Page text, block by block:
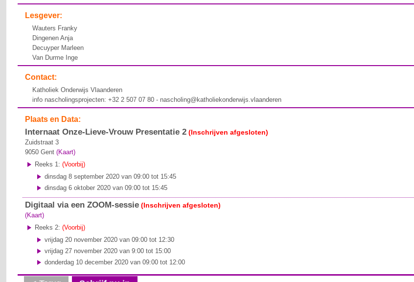
Lesgever:
Wauters Franky
Dingenen Anja
Decuyper Marleen
Van Durme Inge
Contact:
Katholiek Onderwijs Vlaanderen
info nascholingsprojecten: +32 2 507 07 80 - nascholing@katholiekonderwijs.vlaanderen
Plaats en Data:
Internaat Onze-Lieve-Vrouw Presentatie 2 (Inschrijven afgesloten)
Zuidstraat 3
9050 Gent (Kaart)
Reeks 1:(Voorbij)
dinsdag 8 september 2020 van 09:00 tot 15:45
dinsdag 6 oktober 2020 van 09:00 tot 15:45
Digitaal via een ZOOM-sessie (Inschrijven afgesloten)
(Kaart)
Reeks 2:(Voorbij)
vrijdag 20 november 2020 van 09:00 tot 12:30
vrijdag 27 november 2020 van 9:00 tot 15:00
donderdag 10 december 2020 van 09:00 tot 12:00